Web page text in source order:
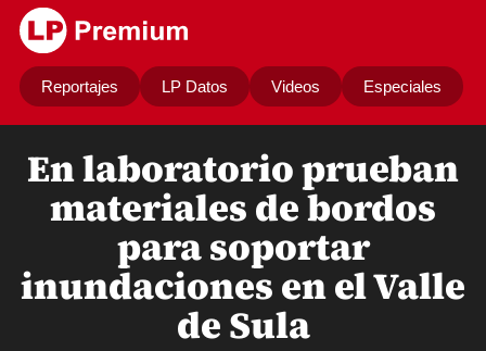
Reportajes LP Datos Videos Especiales
En laboratorio prueban
materiales de bordos
para soportar
inundaciones en el Valle
de Sula